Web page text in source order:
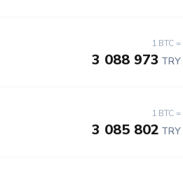
1 BTC =
3 088 973 TRY
1 BTC =
3 085 802 TRY